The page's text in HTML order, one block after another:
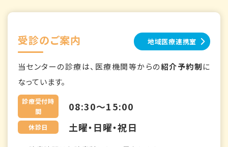
受診のご案内 地域医療連携室
当センターの診療は、医療機関等からの紹介予約制に
なっています。
診療受付時
間
08:30～15:00
休診日 土曜・日曜・祝日